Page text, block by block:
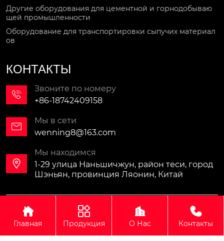
Другие оборудования для цементной и горнодобываю
щей промышленности
Оборудование для транспортировки сыпучих материал
ов
КОНТАКТЫ

Звоните по номеру
+86-18742409158

Мы в сети
wenning8@163.com

Мы находимся
1-29 улица Наньшичжун, район теси, город
Шэньян, провинция Ляонин, Китай
Авторское право©ООО Синомали Тяжёлая Машина
Экспортно-импортная компания(Шэньян)

Главная

Продукция

О Нас

Контакты